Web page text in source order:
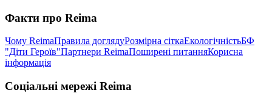
Факти про Reima
Чому ReimaПравила доглядуРозмірна сіткаЕкологічністьБФ
"Діти Героїв"Партнери ReimaПоширені питанняКорисна
інформація
Соціальні мережі Reima